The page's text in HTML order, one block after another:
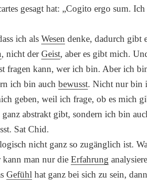
gesagt hat: „Cogito ergo sum.
ich alsWesen denke, dadurch gibt
, nicht derGeist, aber es gibt mich.
fragen kann, wer ich bin. Aber ich
ich bin auchbewusst. Nicht nur bin
geben, weil ich frage, ob es mich
abstrakt gibt, sondern ich bin
Sat Chid.
nicht ganz so zugänglich ist.
kann man nur dieErfahrung
Gefühl hat ganz bei sich zu sein,